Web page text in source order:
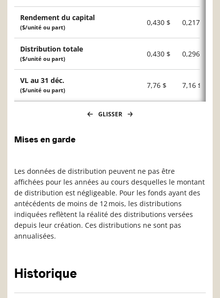
Rendement du capital
($/unité ou part)
0,430 $ 0,217 $
Distribution totale
($/unité ou part)
0,430 $ 0,296 $
VL au 31 déc.
($/unité ou part)
7,76 $ 7,16 $
GLISSER
Mises en garde
Les données de distribution peuvent ne pas être
affichées pour les années au cours desquelles le montant
de distribution est négligeable. Pour les fonds ayant des
antécédents de moins de 12 mois, les distributions
indiquées reflètent la réalité des distributions versées
depuis leur création. Ces distributions ne sont pas
annualisées.
Historique